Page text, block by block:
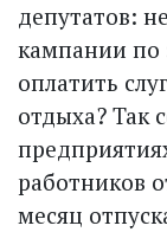
депутатов:
кампании по
оплатить
отдыха? Так
работников
месяц